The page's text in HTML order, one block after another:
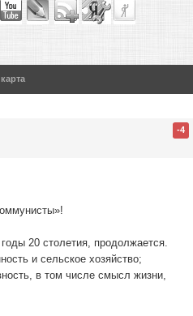
карта
-4
20 столетия, продолжается.
и сельское хозяйство;
в том числе смысл жизни,